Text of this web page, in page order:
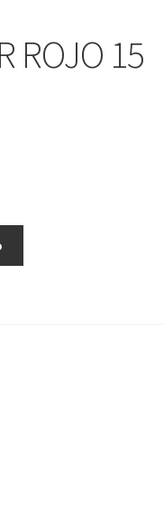
ROJO 15